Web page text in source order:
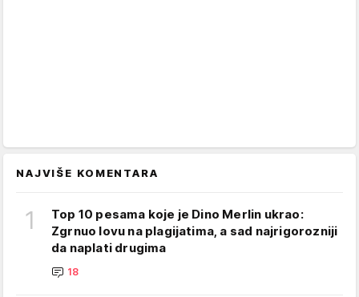
NAJVIŠE KOMENTARA
1
Top 10 pesama koje je Dino Merlin ukrao:
Zgrnuo lovu na plagijatima, a sad najrigorozniji
da naplati drugima
18